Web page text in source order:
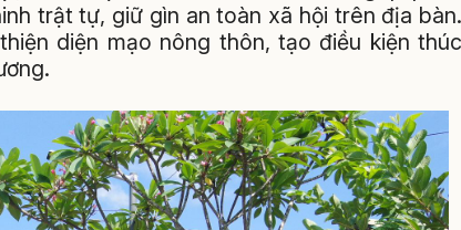
trật tự, giữ gìn an toàn xã hội trên địa bàn.
diện mạo nông thôn, tạo điều kiện thúc